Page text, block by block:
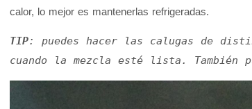
calor, lo mejor es mantenerlas refrigeradas.
TIP: puedes hacer las calugas de
cuando la mezcla esté lista. También